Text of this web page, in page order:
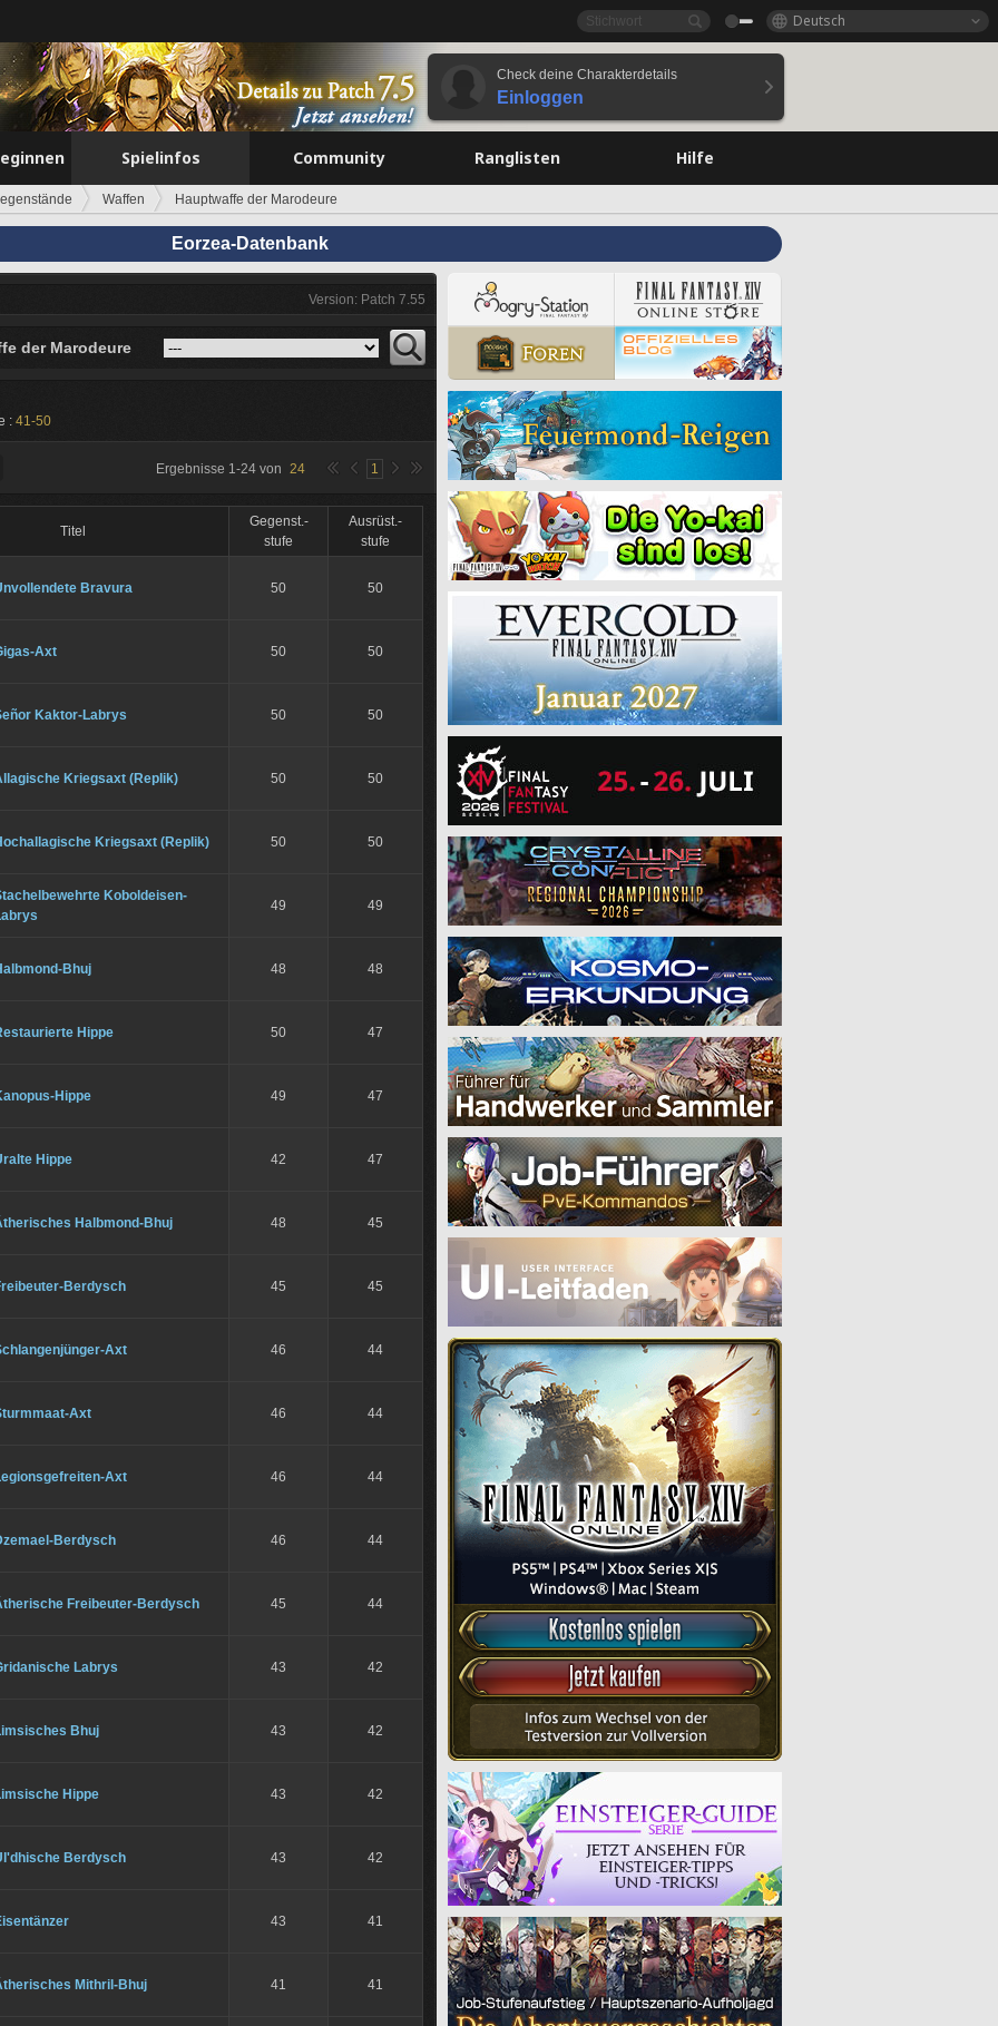
Deutsch
Check deine Charakterdetails
Einloggen
Spielinfos Community Ranglisten Hilfe
Waffen Hauptwaffe der Marodeure
Eorzea-Datenbank
Version: Patch 7.55
der Marodeure
: 41-50
Ergebnisse 1-24 von 24 1
Titel
Gegenst.-
stufe
Ausrüst.-
stufe
Bravura 50 50
Axt 50 50
Kaktor-Labrys 50 50
Kriegsaxt (Replik) 50 50
Kriegsaxt (Replik) 50 50
Koboldeisen-
49 49
Bhuj 48 48
Hippe 50 47
Hippe 49 47
Hippe 42 47
Halbmond-Bhuj 48 45
Berdysch 45 45
Axt 46 44
Axt 46 44
Axt 46 44
Berdysch 46 44
Freibeuter-Berdysch 45 44
Labrys 43 42
Bhuj 43 42
Hippe 43 42
Berdysch 43 42
43 41
Mithril-Bhuj 41 41